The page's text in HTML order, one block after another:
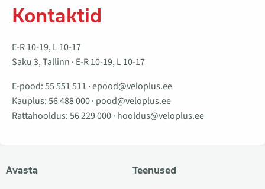
Kontaktid
E-R 10-19, L 10-17
Saku 3, Tallinn · E-R 10-19, L 10-17
E-pood:55 551 511 ·epood@veloplus.ee
Kauplus:56 488 000· pood@veloplus.ee
Rattahooldus:56 229 000· hooldus@veloplus.ee
Avasta Teenused